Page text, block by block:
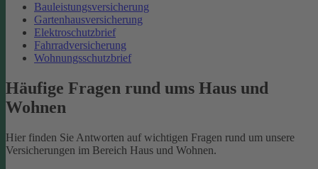
Bauleistungsversicherung
Gartenhausversicherung
Elektroschutzbrief
Fahrradversicherung
Wohnungsschutzbrief
Häufige Fragen rund ums Haus und
Wohnen
Hier finden Sie Antworten auf wichtigen Fragen rund um unsere
Versicherungen im Bereich Haus und Wohnen.